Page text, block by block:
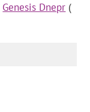
Genesis Dnepr (